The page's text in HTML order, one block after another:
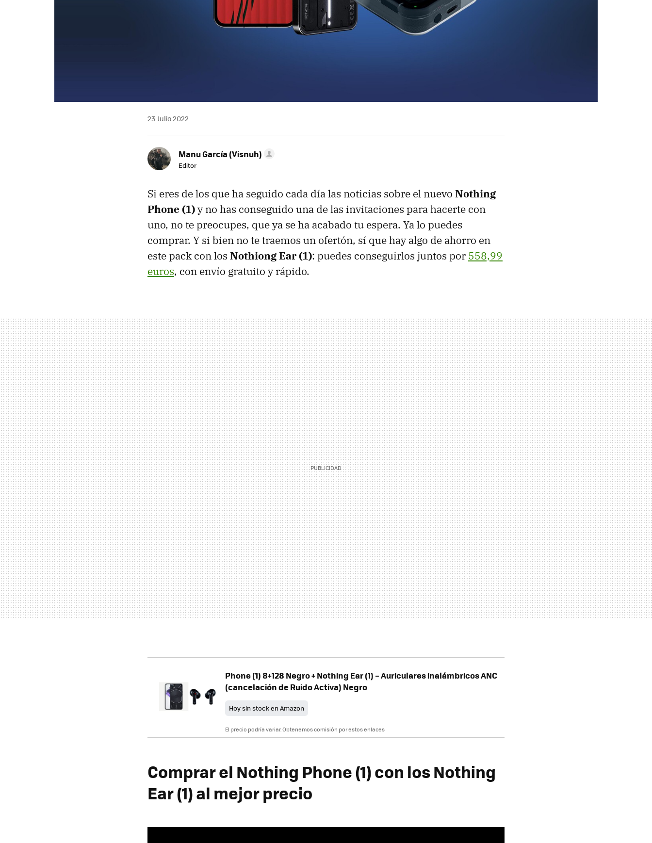
23 Julio 2022
Manu García (Visnuh)
Editor
Si eres de los que ha seguido cada día las noticias sobre el nuevo Nothing
Phone (1)y no has conseguido una de las invitaciones para hacerte con
uno, no te preocupes, que ya se ha acabado tu espera. Ya lo puedes
comprar. Y si bien no te traemos un ofertón, sí que hay algo de ahorro en
este pack con los Nothiong Ear (1): puedes conseguirlos juntos por 558,99
euros, con envío gratuito y rápido.
Phone (1) 8+128 Negro + Nothing Ear (1) – Auriculares inalámbricos ANC
(cancelación de Ruido Activa) Negro
Hoy sin stock en Amazon
El precio podría variar. Obtenemos comisión por estos enlaces
Comprar el Nothing Phone (1) con los Nothing
Ear (1) al mejor precio